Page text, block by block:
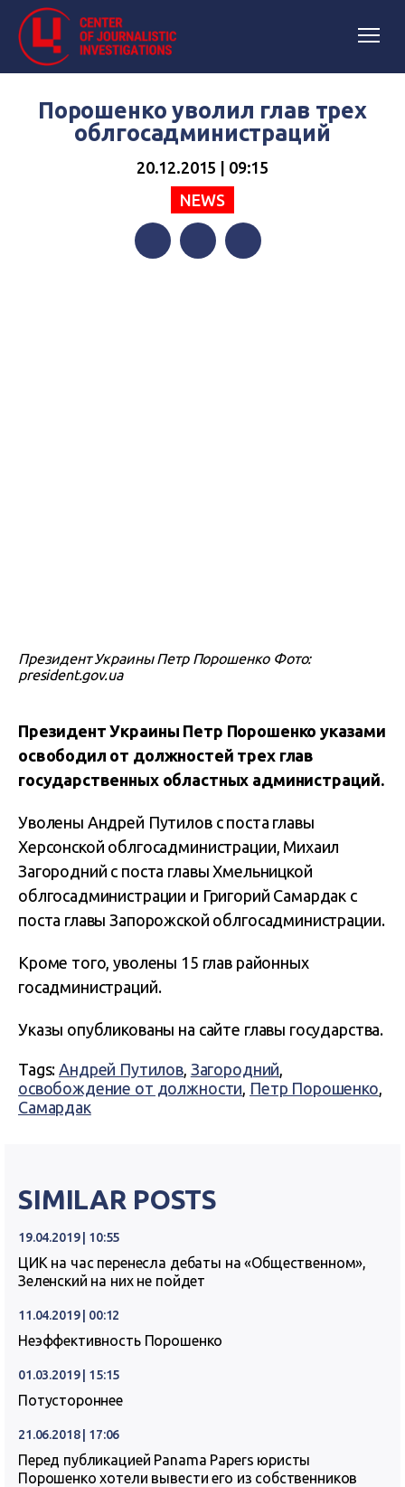
Порошенко уволил глав трех
облгосадминистраций
20.12.2015 | 09:15
NEWS
Президент Украины Петр Порошенко Фото:
president.gov.ua
Президент Украины Петр Порошенко указами
освободил от должностей трех глав
государственных областных администраций.
Уволены Андрей Путилов с поста главы
Херсонской облгосадминистрации, Михаил
Загородний с поста главы Хмельницкой
облгосадминистрации и Григорий Самардак с
поста главы Запорожской облгосадминистрации.
Кроме того, уволены 15 глав районных
госадминистраций.
Указы опубликованы на сайте главы государства.
Tags:Андрей Путилов, Загородний,
освобождение от должности, Петр Порошенко,
Самардак
SIMILAR POSTS
19.04.2019 | 10:55
ЦИК на час перенесла дебаты на «Общественном»,
Зеленский на них не пойдет
11.04.2019 | 00:12
Неэффективность Порошенко
01.03.2019 | 15:15
Потустороннее
21.06.2018 | 17:06
Перед публикацией Panama Papers юристы
Порошенко хотели вывести его из собственников